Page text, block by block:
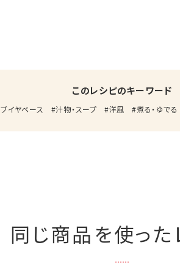
このレシピのキーワード
ブイヤベース 汁物・スープ 洋風 煮る・ゆでる
同じ商品を使った